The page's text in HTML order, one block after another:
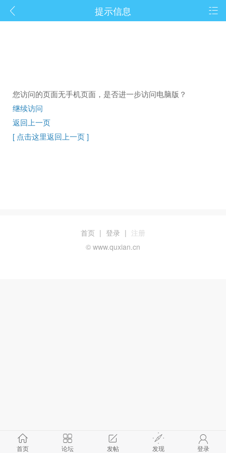
提示信息
您访问的页面无手机页面，是否进一步访问电脑版？
继续访问
返回上一页
[ 点击这里返回上一页 ]
首页 论坛 发帖 发现 登录
首页 | 登录 | 注册
© www.quxian.cn